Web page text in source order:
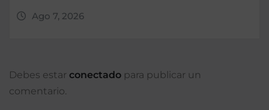
Ago 7, 2026
Debes estar conectado para publicar un
comentario.